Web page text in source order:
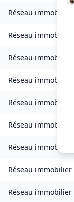
Réseau immobilier
Réseau immobilier
Réseau immobilier
Réseau immobilier
Réseau immobilier
Réseau immobilier
Réseau immobilier
Réseau immobilier
Réseau immobilier